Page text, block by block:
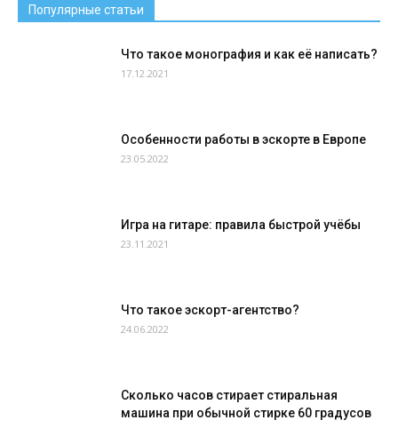
Популярные статьи
Что такое монография и как её написать?
17.12.2021
Особенности работы в эскорте в Европе
23.05.2022
Игра на гитаре: правила быстрой учёбы
23.11.2021
Что такое эскорт-агентство?
24.06.2022
Сколько часов стирает стиральная
машина при обычной стирке 60 градусов